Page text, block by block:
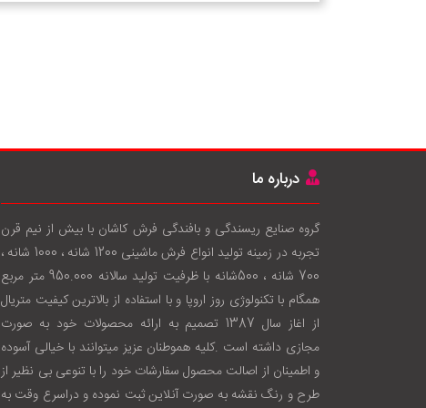
درباره ما
گروه صنایع ریسندگی و بافندگی فرش کاشان با بيش از نيم قرن
تجربه در زمينه توليد انواع فرش ماشینی 1200 شانه ، 1000 شانه ،
700 شانه ، 500شانه با ظرفيت توليد سالانه 950.000 متر مربع
همگام با تکنولوژی روز اروپا و با استفاده از بالاترين کيفيت متريال
از اغاز سال 1387 تصميم به ارائه محصولات خود به صورت
مجازی داشته است .کليه هموطنان عزيز ميتوانند با خيالی آسوده
و اطمينان از اصالت محصول سفارشات خود را با تنوعی بی نظير از
طرح و رنگ نقشه به صورت آنلاين ثبت نموده و دراسرع وقت به